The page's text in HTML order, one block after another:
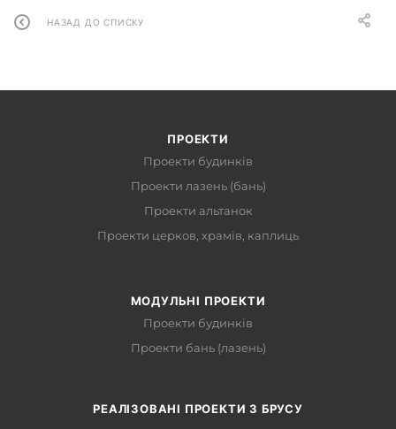
НАЗАД ДО СПИСКУ
ПРОЕКТИ
Проекти будинків
Проекти лазень (бань)
Проекти альтанок
Проекти церков, храмів, каплиць
МОДУЛЬНІ ПРОЕКТИ
Проекти будинків
Проекти бань (лазень)
РЕАЛІЗОВАНІ ПРОЕКТИ З БРУСУ